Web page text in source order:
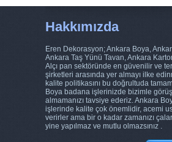
Hakkımızda
Eren Dekorasyon; Ankara Boya,
Ankara Taş Yünü Tavan, Ankara
Alçı pan sektöründe en güvenilir ve
şirketleri arasında yer almayı ilke
kalite politikasını bu doğrultuda
Boya badana işlerinizde bizimle
almamanızı tavsiye ederiz. Ankara
işlerinde kalite çok önemlidir, acemi
verirler ama bir o kadar zamanızı
yine yapılmaz ve mutlu olmazsınız .